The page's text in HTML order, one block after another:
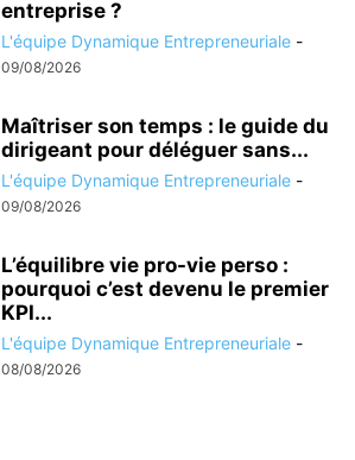
entreprise ?
L'équipe Dynamique Entrepreneuriale -
09/08/2026
Maîtriser son temps : le guide du
dirigeant pour déléguer sans...
L'équipe Dynamique Entrepreneuriale -
09/08/2026
L’équilibre vie pro-vie perso :
pourquoi c’est devenu le premier
KPI...
L'équipe Dynamique Entrepreneuriale -
08/08/2026